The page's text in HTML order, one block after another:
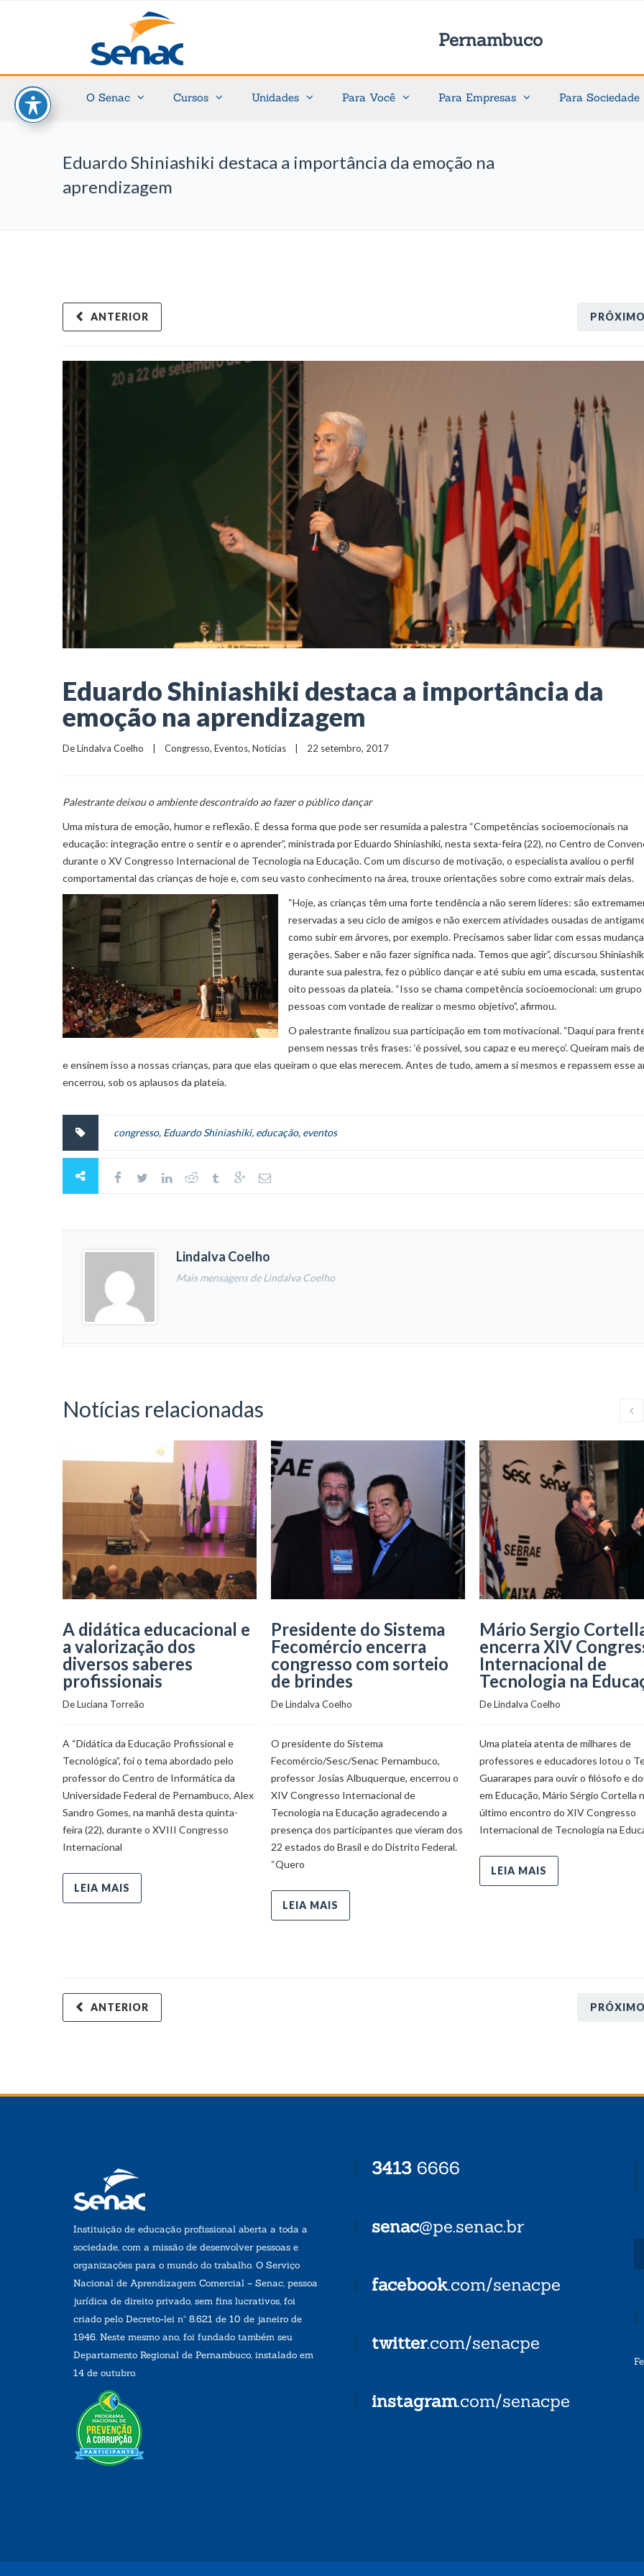
Pernambuco
O Senac Cursos Unidades Para Você Para Empresas Para Sociedade
Eduardo Shiniashiki destaca a importância da emoção na
aprendizagem
PRÓXIMO
ANTERIOR
Eduardo Shiniashiki destaca a importância da
emoção na aprendizagem
De Lindalva Coelho Congresso, Eventos, Notícias
    |    22 setembro, 2017
Palestrante deixou o ambiente descontraído ao fazer o público dançar
Uma mistura de emoção, humor e reflexão. É dessa forma que pode ser resumida a palestra “Competências socioemocionais na
educação: integração entre o sentir e o aprender”, ministrada por Eduardo Shiniashiki, nesta sexta-feira (22), no Centro de
durante o XV Congresso Internacional de Tecnologia na Educação. Com um discurso de motivação, o especialista avaliou o perfil
comportamental das crianças de hoje e, com seu vasto conhecimento na área, trouxe orientações sobre como extrair mais delas.
“Hoje, as crianças têm uma forte tendência a não serem líderes: são
reservadas a seu ciclo de amigos e não exercem atividades ousadas de
como subir em árvores, por exemplo. Precisamos saber lidar com essas
gerações. Saber e não fazer significa nada. Temos que agir”, discursou
durante sua palestra, fez o público dançar e até subiu em uma escada,
oito pessoas da plateia. “Isso se chama competência socioemocional: um grupo
pessoas com vontade de realizar o mesmo objetivo”, afirmou.
O palestrante finalizou sua participação em tom motivacional. “Daqui para
pensem nessas três frases: ‘é possível, sou capaz e eu mereço’. Queiram mais
e ensinem isso a nossas crianças, para que elas queiram o que elas merecem. Antes de tudo, amem a si mesmos e repassem esse
encerrou, sob os aplausos da plateia.
congresso, Eduardo Shiniashiki, educação, eventos
Lindalva Coelho
Mais mensagens de Lindalva Coelho
Notícias relacionadas
A didática educacional e
a valorização dos
diversos saberes
profissionais
De Luciana Torreão
A “Didática da Educação Profissional e
Tecnológica”, foi o tema abordado pelo
professor do Centro de Informática da
Universidade Federal de Pernambuco, Alex
Sandro Gomes, na manhã desta quinta-
feira (22), durante o XVIII Congresso
Internacional
LEIA MAIS
Presidente do Sistema
Fecomércio encerra
congresso com sorteio
de brindes
De Lindalva Coelho
O presidente do Sistema
Fecomércio/Sesc/Senac Pernambuco,
professor Josias Albuquerque, encerrou o
XIV Congresso Internacional de
Tecnologia na Educação agradecendo a
presença dos participantes que vieram dos
22 estados do Brasil e do Distrito Federal.
“Quero
LEIA MAIS
Mário Sergio
encerra XIV
Internacional de
Tecnologia na
De Lindalva Coelho
Uma plateia atenta de milhares de
professores e educadores lotou o
Guararapes para ouvir o filósofo e
em Educação, Mário Sérgio Cortella
último encontro do XIV Congresso
Internacional de Tecnologia na
LEIA MAIS
PRÓXIMO
ANTERIOR
Instituição de educação profissional aberta a toda a
sociedade, com a missão de desenvolver pessoas e
organizações para o mundo do trabalho. O Serviço
Nacional de Aprendizagem Comercial – Senac, pessoa
jurídica de direito privado, sem fins lucrativos, foi
criado pelo Decreto-lei nº 8.621 de 10 de janeiro de
1946. Neste mesmo ano, foi fundado também seu
Departamento Regional de Pernambuco, instalado em
14 de outubro.
34136666
senac@pe.senac.br
facebook.com/senacpe
twitter.com/senacpe
instagram.com/senacpe